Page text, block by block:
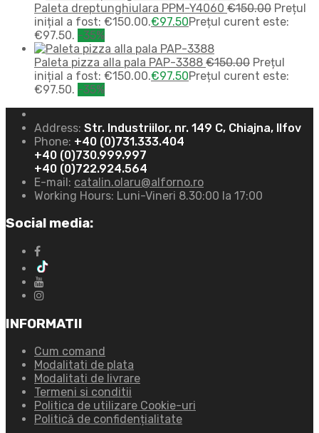
Paleta dreptunghiulara PPM-Y4060 €150.00 Prețul
inițial a fost: €150.00.€97.50Prețul curent este:
€97.50. -35%
Paleta pizza alla pala PAP-3388 €150.00 Prețul
inițial a fost: €150.00.€97.50Prețul curent este:
€97.50. -35%
Address: Str. Industriilor, nr. 149 C, Chiajna, Ilfov
Phone: +40 (0)731.333.404
+40 (0)730.999.997
+40 (0)722.924.564
E-mail: catalin.olaru@alforno.ro
Working Hours: Luni-Vineri 8.30:00 la 17:00
Social media:
INFORMATII
Cum comand
Modalitati de plata
Modalitati de livrare
Termeni si conditii
Politica de utilizare Cookie-uri
Politică de confidențialitate